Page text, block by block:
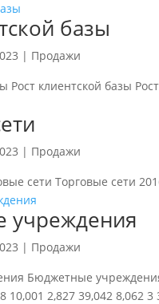
базы
| Продажи
Рост клиентской базы
| Продажи
сети Торговые сети
учреждения
| Продажи
Бюджетные
10,001 2,827 39,042 8,062 3